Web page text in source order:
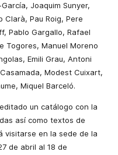
Joaquim Sunyer,
Pau Roig, Pere
Pablo Gargallo, Rafael
Togores, Manuel Moreno
Emili Grau, Antoni
Modest Cuixart,
Miquel Barceló.
un catálogo con la
así como textos de
visitarse en la sede de la
de abril al 18 de